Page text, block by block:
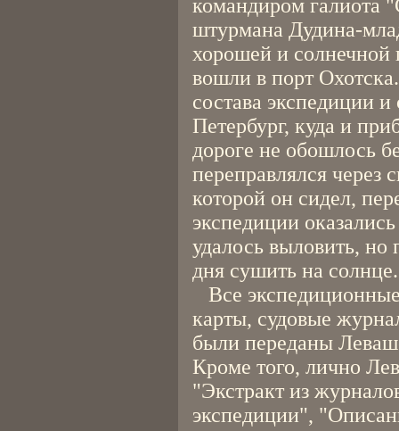
командиром галиота
штурмана Дудина-
хорошей и солнечной
вошли в порт
состава экспедиции
Петербург, куда и
дороге не обошлось
переправлялся
которой он сидел,
экспедиции
удалось выловить,
дня сушить на солнце.
Все
карты, судовые
были переданы
Кроме того, лично
"Экстракт из
экспедиции",